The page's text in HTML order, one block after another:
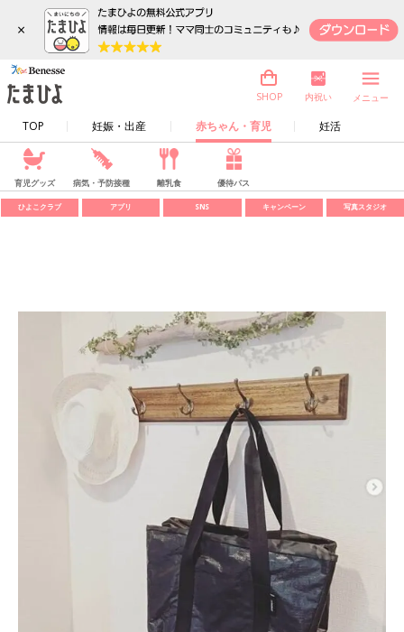
×
TOP 妊娠・出産 赤ちゃん・育児 妊活
SHOP 内祝い メニュー
育児グッズ 病気・予防接種 離乳食 優待パス
ひよこクラブ アプリ SNS キャンペーン 写真スタジオ